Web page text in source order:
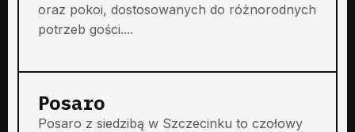
oraz pokoi, dostosowanych do różnorodnych
potrzeb gości....
Posaro
Posaro z siedzibą w Szczecinku to czołowy